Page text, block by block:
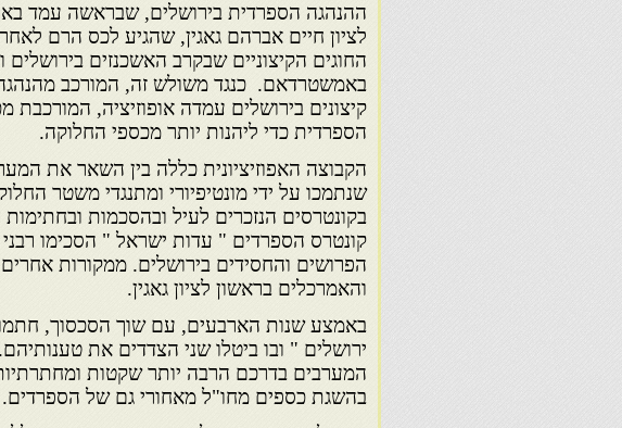
ההנהגה הספרדית בירושלים, שבראשה עמד
לציון חיים אברהם גאגין, שהגיע לכס הרם
החוגים הקיצוניים שבקרב האשכנזים בירושלים
באמשטרדאם. כנגד משולש זה, המורכב
קיצונים בירושלים עמדה אופוזיציה, המורכבת
הספרדית כדי ליהנות יותר מכספי החלוקה.
הקבוצה האפוזיציונית כללה בין השאר את
שנתמכו על ידי מונטיפיורי ומתנגדי משטר
בקונטרסים הנזכרים לעיל ובהסכמות
קונטרס הספרדים " עדות ישראל " הסכימו
הפרושים והחסידים בירושלים. ממקורות
והאמרכלים בראשון לציון גאגין.
באמצע שנות הארבעים, עם שוך הסכסוך,
ירושלים " ובו ביטלו שני הצדדים את
המערבים בדרכם הרבה יותר שקטות
בהשגת כספים מחו"ל מאחורי גם של הספרדים.